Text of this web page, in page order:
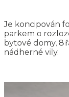
Je koncipován
parkem o
bytové domy, 8
nádherné vily.